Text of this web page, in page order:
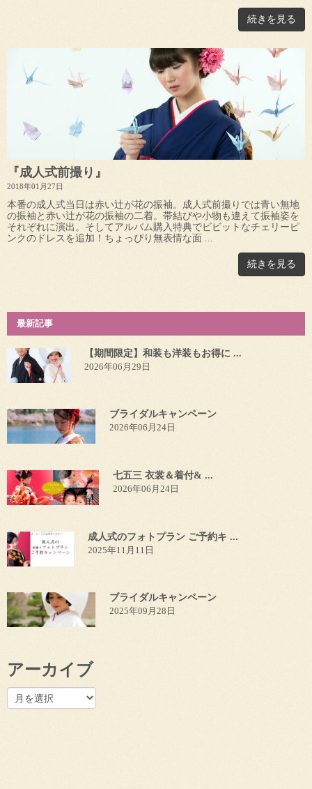
続きを見る
『成人式前撮り』
2018年01月27日
本番の成人式当日は赤い辻が花の振袖。成人式前撮りでは青い無地
の振袖と赤い辻が花の振袖の二着。帯結びや小物も違えて振袖姿を
それぞれに演出。そしてアルバム購入特典でビビットなチェリーピ
ンクのドレスを追加！ちょっぴり無表情な面 ...
続きを見る
最新記事
【期間限定】和装も洋装もお得に ...
2026年06月29日
ブライダルキャンペーン
2026年06月24日
七五三 衣裳＆着付& ...
2026年06月24日
成人式のフォトプラン ご予約キ ...
2025年11月11日
ブライダルキャンペーン
2025年09月28日
アーカイブ